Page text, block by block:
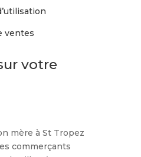
ventes
votre
mère à St Tropez
commerçants